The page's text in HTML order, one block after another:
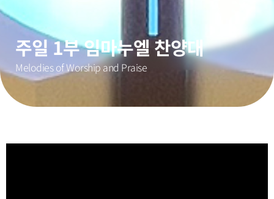
주일 1부 임마누엘 찬양대
Melodies of Worship and Praise